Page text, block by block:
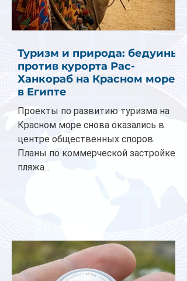
Туризм и природа: бедуины
против курорта Рас-
Ханкораб на Красном море
в Египте
Проекты по развитию туризма на
Красном море снова оказались в
центре общественных споров.
Планы по коммерческой застройке
пляжа...